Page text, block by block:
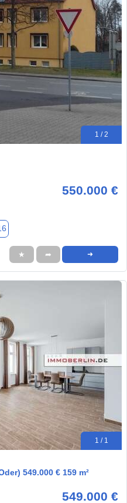
1 / 2
550.000 €
★ ➦ ➜
1 / 1
549.000 € 159 m²
549.000 €